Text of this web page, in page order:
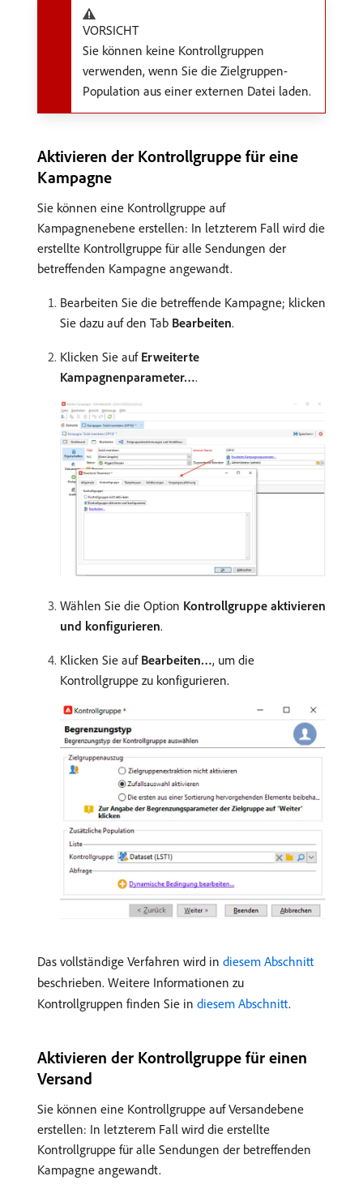
VORSICHT
Sie können keine Kontrollgruppen
verwenden, wenn Sie die Zielgruppen-
Population aus einer externen Datei laden.
Aktivieren der Kontrollgruppe für eine
Kampagne
Sie können eine Kontrollgruppe auf
Kampagnenebene erstellen: In letzterem Fall wird die
erstellte Kontrollgruppe für alle Sendungen der
betreffenden Kampagne angewandt.
Bearbeiten Sie die betreffende Kampagne; klicken
Sie dazu auf den Tab Bearbeiten.
Klicken Sie auf Erweiterte
Kampagnenparameter….
Wählen Sie die Option Kontrollgruppe aktivieren
und konfigurieren.
Klicken Sie auf Bearbeiten…, um die
Kontrollgruppe zu konfigurieren.
Das vollständige Verfahren wird in diesem Abschnitt
beschrieben. Weitere Informationen zu
Kontrollgruppen finden Sie in diesem Abschnitt.
Aktivieren der Kontrollgruppe für einen
Versand
Sie können eine Kontrollgruppe auf Versandebene
erstellen: In letzterem Fall wird die erstellte
Kontrollgruppe für alle Sendungen der betreffenden
Kampagne angewandt.